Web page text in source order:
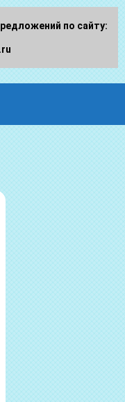
по сайту: